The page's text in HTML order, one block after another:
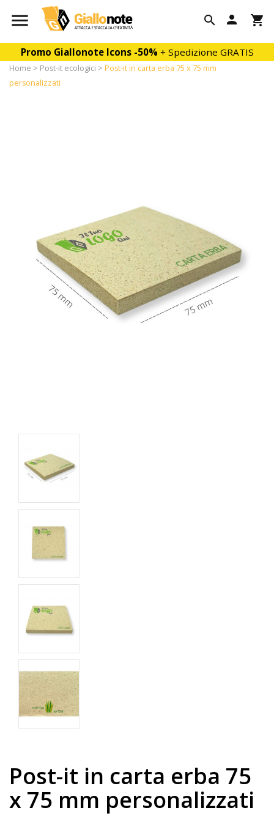
 shopping_cart
person

Promo Giallonote Icons -50% + Spedizione GRATIS
Home Post-it ecologici
Post-it in carta erba 75 x 75 mm
personalizzati
Post-it in carta erba 75
x 75 mm personalizzati